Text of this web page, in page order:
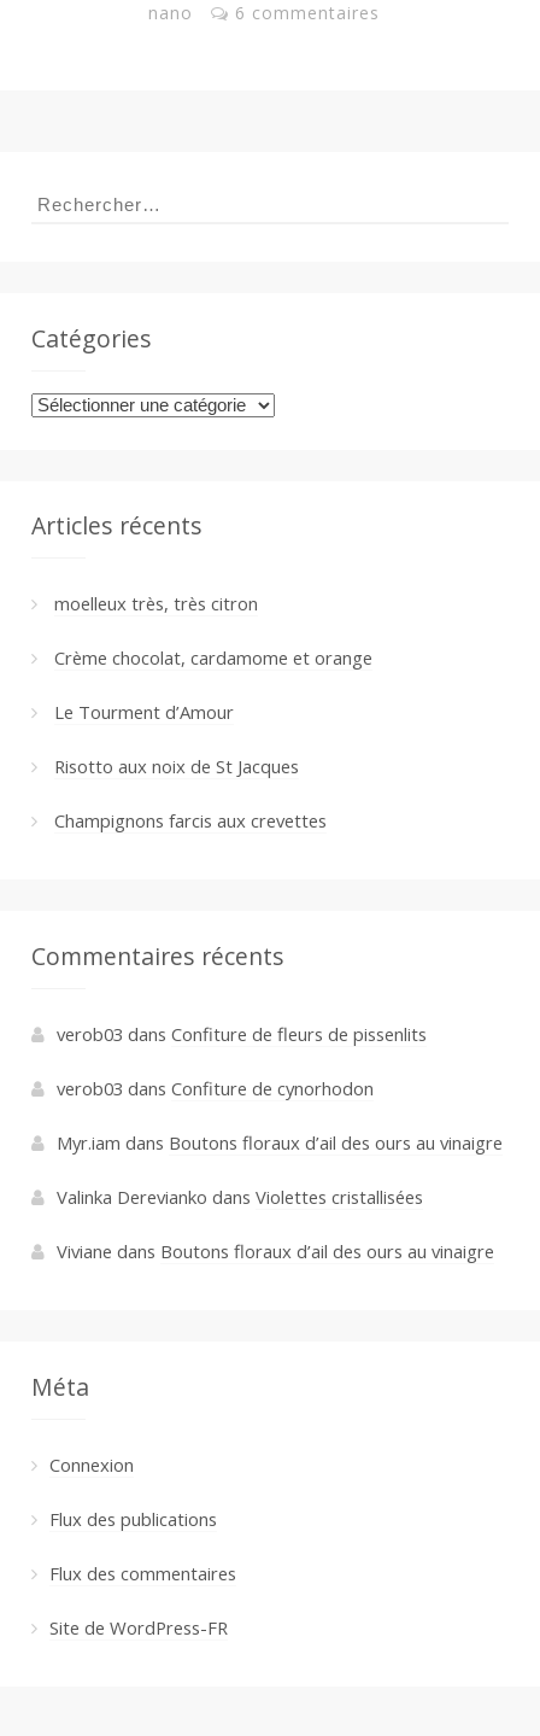
nano
6 commentaires
Rechercher :
Catégories
Catégories
Articles récents
moelleux très, très citron
Crème chocolat, cardamome et orange
Le Tourment d’Amour
Risotto aux noix de St Jacques
Champignons farcis aux crevettes
Commentaires récents
verob03 dans Confiture de fleurs de pissenlits
verob03 dans Confiture de cynorhodon
Myr.iam dans Boutons floraux d’ail des ours au vinaigre
Valinka Derevianko dans Violettes cristallisées
Viviane dans Boutons floraux d’ail des ours au vinaigre
Méta
Connexion
Flux des publications
Flux des commentaires
Site de WordPress-FR